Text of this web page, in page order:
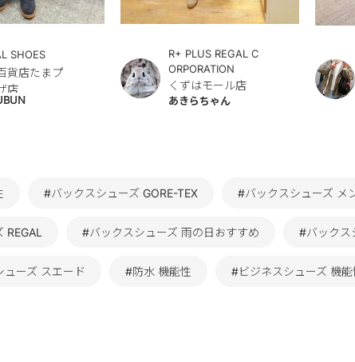
SHOES
貨店たまプ
店
R+ PLUS REGAL C
ORPORATION
くずはモール店
あきらちゃん
#バックスシューズ GORE-TEX #バックスシューズ メ
#バックスシューズ 雨の日おすすめ #バックス
ーズ スエード #防水 機能性 #ビジネスシューズ 機能